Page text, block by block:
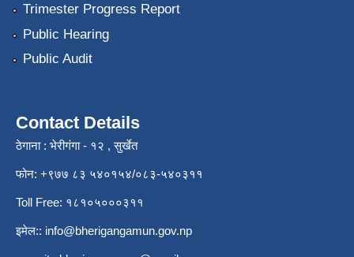
Trimester Progress Report
Public Hearing
Public Audit
Contact Details
ठेगाना : भेरीगंगा - १२ , सुर्खेत
फोन: +९७७ ८३ ५४०१५४/०८३-५४०३११
Toll Free: १८१०५०००३११
इमेल:: info@bherigangamun.gov.np